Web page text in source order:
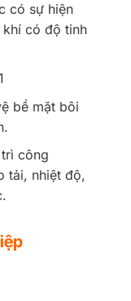
có sự hiện
có độ tinh
bề mặt bôi
công
tải, nhiệt độ,